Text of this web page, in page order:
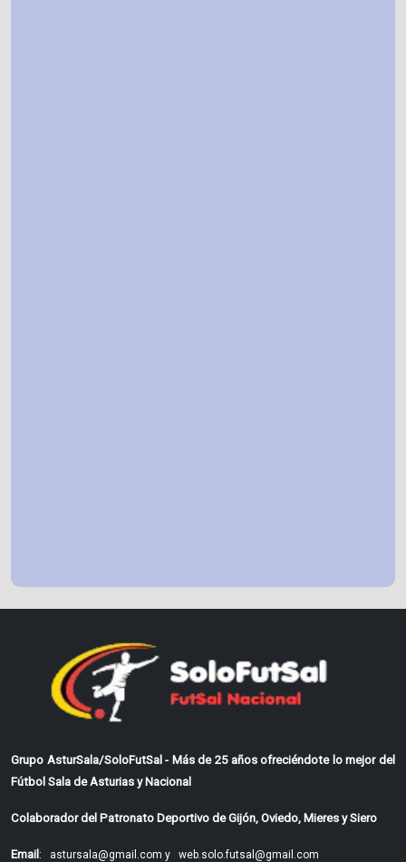
Grupo AsturSala/SoloFutSal - Más de 25 años ofreciéndote lo mejor del
Fútbol Sala de Asturias y Nacional
Colaborador del Patronato Deportivo de Gijón, Oviedo, Mieres y Siero
Email: astursala@gmail.com y web.solo.futsal@gmail.com